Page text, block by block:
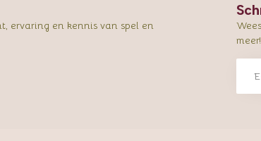
ervaring en kennis van spel en
meer!